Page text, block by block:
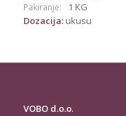
Pakiranje:
1 KG
Dozacija: ukusu
VOBO d.o.o.